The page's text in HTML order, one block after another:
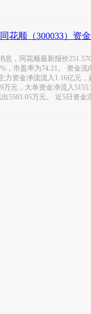
花顺（300033）资
息，同花顺最新报价
，市盈率为74.21。 资金流
力资金净流流入1.16亿元，
万元，大单资金净流入
5503.05万元。 近5日资金